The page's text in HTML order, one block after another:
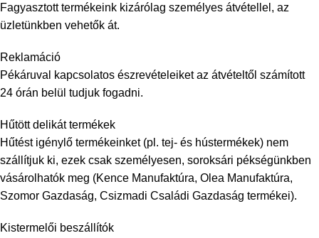
Fagyasztott termékeink kizárólag személyes átvétellel, az
üzletünkben vehetők át.
Reklamáció
Pékáruval kapcsolatos észrevételeiket az átvételtől számított
24 órán belül tudjuk fogadni.
Hűtött delikát termékek
Hűtést igénylő termékeinket (pl. tej- és hústermékek) nem
szállítjuk ki, ezek csak személyesen, soroksári pékségünkben
vásárolhatók meg (Kence Manufaktúra, Olea Manufaktúra,
Szomor Gazdaság, Csizmadi Családi Gazdaság termékei).
Kistermelői beszállítók